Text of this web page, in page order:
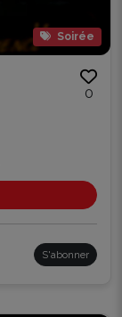
Soirée
0
S'abonner